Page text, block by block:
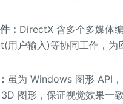
： DirectX 含多个多媒体
户输入)等协同工作，为
虽为 Windows 图形 API
图形，保证视觉效果一